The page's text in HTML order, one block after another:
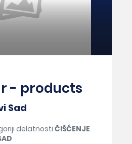
- products
Sad
delatnosti ČIŠĆENJE